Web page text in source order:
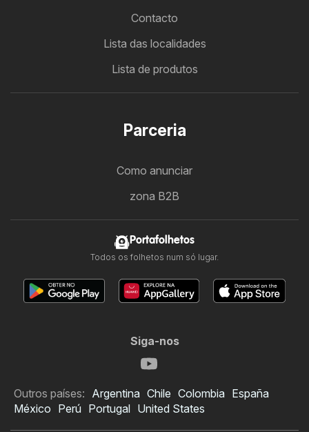
Contacto
Lista das localidades
Lista de produtos
Parceria
Como anunciar
zona B2B
Portafolhetos
Todos os folhetos num só lugar.
Siga-nos
Outros países: Argentina Chile Colombia España
México Perú Portugal United States